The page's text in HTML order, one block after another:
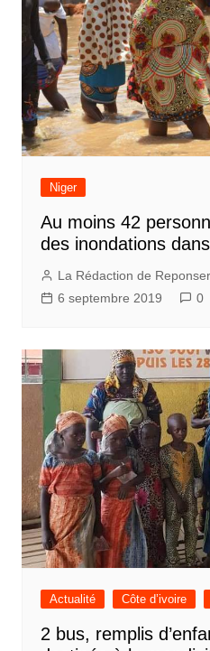
Niger
Au moins 42
des inondations
La Rédaction de
6 septembre 2019
0
Actualité Côte d’ivoire
2 bus, remplis